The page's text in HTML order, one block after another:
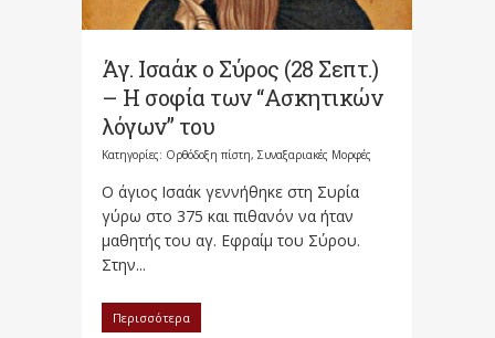
Άγ. Ισαάκ ο Σύρος (28 Σεπτ.)
– Η σοφία των “Ασκητικών
λόγων” του
Κατηγορίες: Ορθόδοξη πίστη, Συναξαριακές Μορφές
Ο άγιος Ισαάκ γεννήθηκε στη Συρία
γύρω στο 375 και πιθανόν να ήταν
μαθητής του αγ. Εφραίμ του Σύρου.
Στην...
Περισσότερα